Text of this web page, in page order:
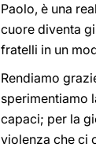
Paolo, è una
cuore diventa
fratelli in un
Rendiamo
sperimentiamo
capaci; per la
violenza che ci